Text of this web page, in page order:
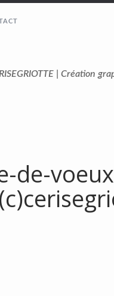
| Création
de-